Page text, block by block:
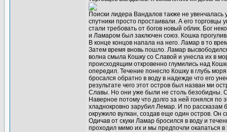
Поиски лидера Вандалов также не
спутники просто простаивали. А его
стали требовать от богов новый облик. Бог
и Ламаром был заключен союз. Кошка
В конце концов напала на него. Ламар в то
Затем время вновь пошло. Ламар
волна смыла Кошку со Славой и унесла их в
происходящим откровенно глумились над
опередил. Течение понесло Кошку в глубь
бросался обратно в воду в надежде что его
результате чего этот остров был назван ми
Славы. Но они уже были не столь безобидны.
Наверное потому что долго за ней гонялся
хладнокровно зарубил Лемар. И по рассказам
окружило вулкан, создав еще один остров. Он
Одичав от скуки Ламар бросился в воду и
проходил мимо их и мы предпочли окапаться